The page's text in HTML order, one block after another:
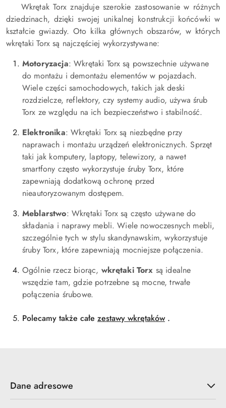
Wkrętak Torx znajduje szerokie zastosowanie w różnych
dziedzinach, dzięki swojej unikalnej konstrukcji końcówki w
kształcie gwiazdy. Oto kilka głównych obszarów, w których
wkrętaki Torx są najczęściej wykorzystywane:
Motoryzacja: Wkrętaki Torx są powszechnie używane
do montażu i demontażu elementów w pojazdach.
Wiele części samochodowych, takich jak deski
rozdzielcze, reflektory, czy systemy audio, używa śrub
Torx ze względu na ich bezpieczeństwo i stabilność.
Elektronika: Wkrętaki Torx są niezbędne przy
naprawach i montażu urządzeń elektronicznych. Sprzęt
taki jak komputery, laptopy, telewizory, a nawet
smartfony często wykorzystuje śruby Torx, które
zapewniają dodatkową ochronę przed
nieautoryzowanym dostępem.
Meblarstwo: Wkrętaki Torx są często używane do
składania i naprawy mebli. Wiele nowoczesnych mebli,
szczególnie tych w stylu skandynawskim, wykorzystuje
śruby Torx, które zapewniają mocniejsze połączenia.
Ogólnie rzecz biorąc, wkrętaki Torx są idealne
wszędzie tam, gdzie potrzebne są mocne, trwałe
połączenia śrubowe.
Polecamy także całe zestawy wkrętaków.
Dane adresowe